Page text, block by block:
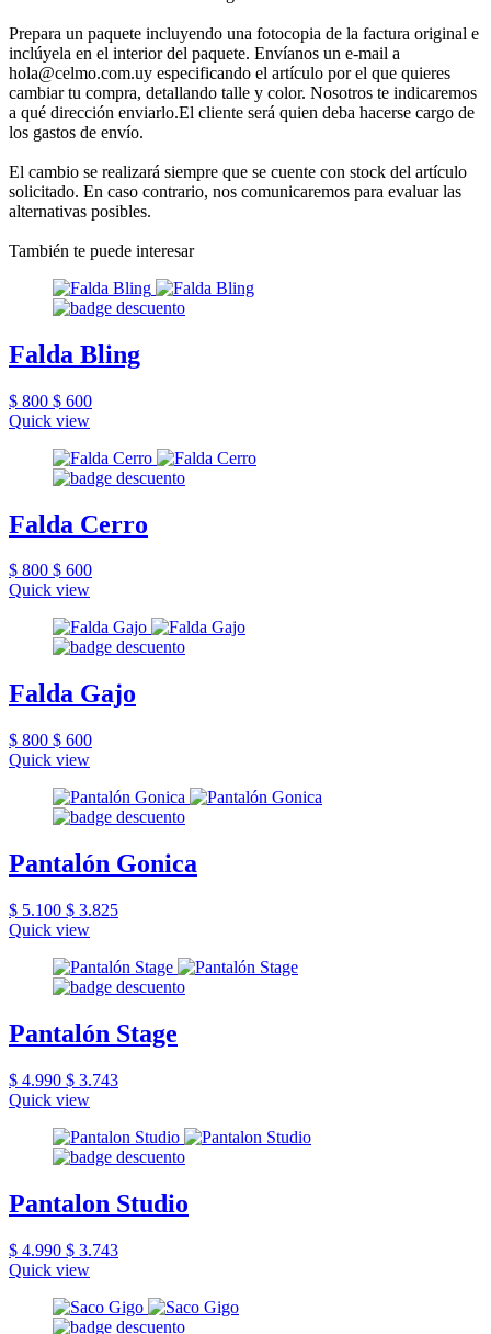
Prepara un paquete incluyendo una fotocopia de la factura original e
inclúyela en el interior del paquete. Envíanos un e-mail a
hola@celmo.com.uy especificando el artículo por el que quieres
cambiar tu compra, detallando talle y color. Nosotros te indicaremos
a qué dirección enviarlo.El cliente será quien deba hacerse cargo de
los gastos de envío.
El cambio se realizará siempre que se cuente con stock del artículo
solicitado. En caso contrario, nos comunicaremos para evaluar las
alternativas posibles.
También te puede interesar
Falda Bling
$ 800 $ 600
Quick view
Falda Cerro
$ 800 $ 600
Quick view
Falda Gajo
$ 800 $ 600
Quick view
Pantalón Gonica
$ 5.100 $ 3.825
Quick view
Pantalón Stage
$ 4.990 $ 3.743
Quick view
Pantalon Studio
$ 4.990 $ 3.743
Quick view